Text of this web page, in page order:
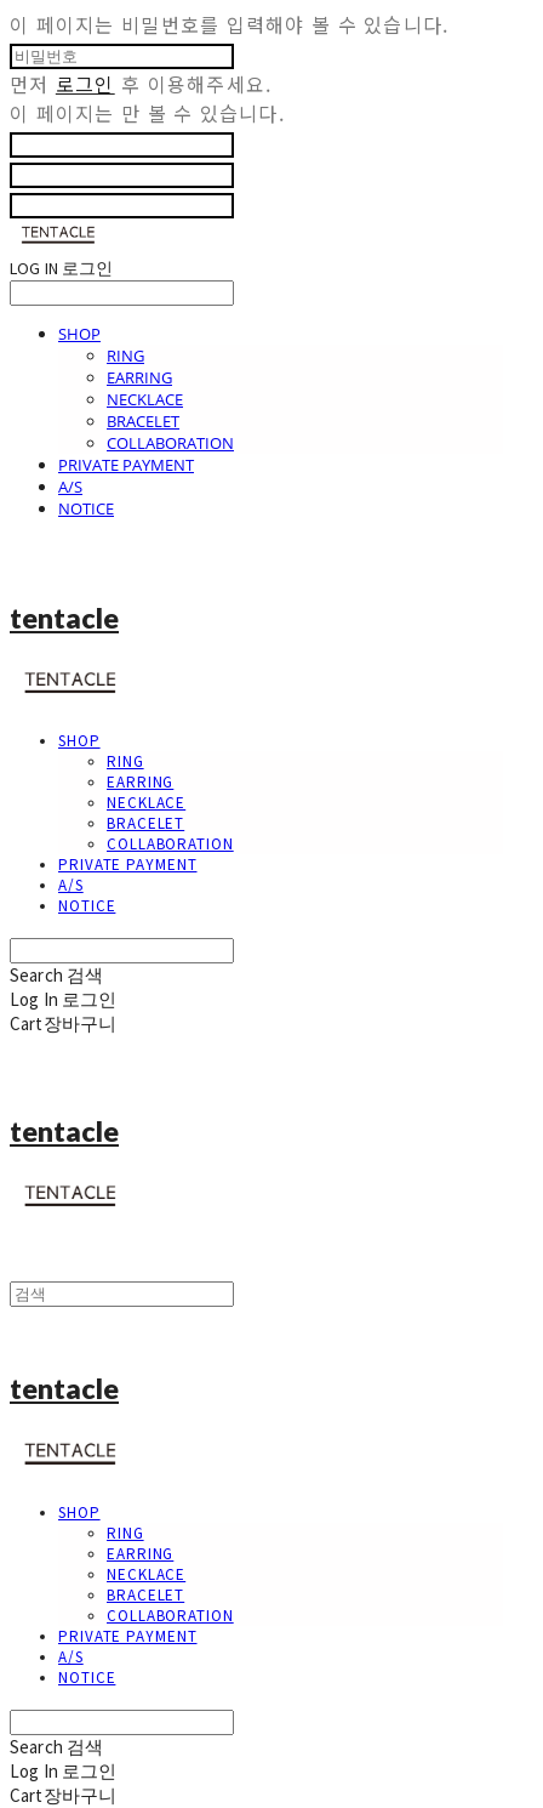
이 페이지는 비밀번호를 입력해야 볼 수 있습니다.
먼저 로그인 후 이용해주세요.
이 페이지는 만 볼 수 있습니다.
LOG IN 로그인
SHOP
RING
EARRING
NECKLACE
BRACELET
COLLABORATION
PRIVATE PAYMENT
A/S
NOTICE
tentacle
SHOP
RING
EARRING
NECKLACE
BRACELET
COLLABORATION
PRIVATE PAYMENT
A/S
NOTICE
Search 검색
Log In 로그인
Cart장바구니
tentacle
tentacle
SHOP
RING
EARRING
NECKLACE
BRACELET
COLLABORATION
PRIVATE PAYMENT
A/S
NOTICE
Search 검색
Log In 로그인
Cart장바구니